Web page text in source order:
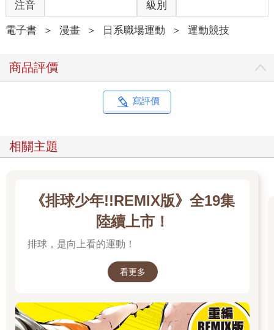
注音 級別
電子書 ＞ 漫畫 ＞ 日系職場運動 ＞ 運動競技
商品評價
寫評價
相關主題
《排球少年!!REMIX版》全19集
陸續上市！
排球，是向上看的運動！
看更多